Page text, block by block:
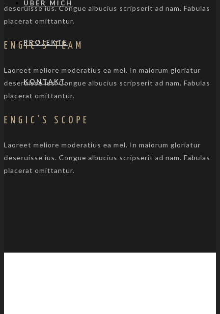
ÜBER MICH
PROJEKTE
KONTAKT
deseruisse ius. Congue albucius scripserit ad nam. Fabulas
placerat omittantur.
ENGIC'S TEAM
Laoreet meliore moderatius ea mel. In maiorum gloriatur
deseruisse ius. Congue albucius scripserit ad nam. Fabulas
placerat omittantur.
ENGIC'S SCOPE
Laoreet meliore moderatius ea mel. In maiorum gloriatur
deseruisse ius. Congue albucius scripserit ad nam. Fabulas
placerat omittantur.